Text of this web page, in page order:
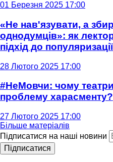
01 Березня 2025 17:00
«Не нав'язувати, а
однодумців»: як
підхід до
28 Лютого 2025 17:00
#НеМовчи: чому
проблему харасменту?
27 Лютого 2025 17:00
Більше матеріалів
Підписатися на наші новини
Підписатися